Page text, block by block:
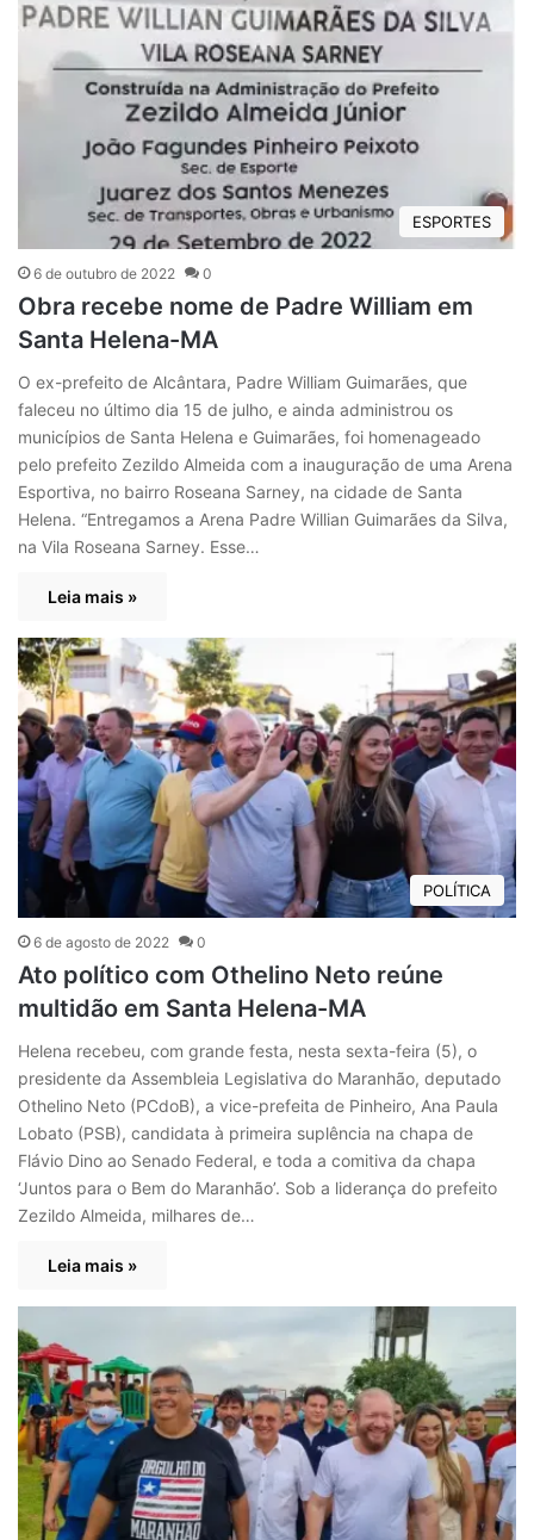
ESPORTES
6 de outubro de 2022 0
Obra recebe nome de Padre William em
Santa Helena-MA
O ex-prefeito de Alcântara, Padre William Guimarães, que
faleceu no último dia 15 de julho, e ainda administrou os
municípios de Santa Helena e Guimarães, foi homenageado
pelo prefeito Zezildo Almeida com a inauguração de uma Arena
Esportiva, no bairro Roseana Sarney, na cidade de Santa
Helena. “Entregamos a Arena Padre Willian Guimarães da Silva,
na Vila Roseana Sarney. Esse…
Leia mais »
POLÍTICA
6 de agosto de 2022 0
Ato político com Othelino Neto reúne
multidão em Santa Helena-MA
Helena recebeu, com grande festa, nesta sexta-feira (5), o
presidente da Assembleia Legislativa do Maranhão, deputado
Othelino Neto (PCdoB), a vice-prefeita de Pinheiro, Ana Paula
Lobato (PSB), candidata à primeira suplência na chapa de
Flávio Dino ao Senado Federal, e toda a comitiva da chapa
‘Juntos para o Bem do Maranhão’. Sob a liderança do prefeito
Zezildo Almeida, milhares de…
Leia mais »